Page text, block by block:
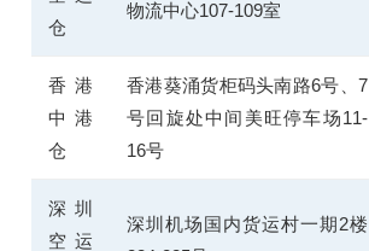
仓
物流中心107-109室
香港
中港
仓
香港葵涌货柜码头南路6号、7
号回旋处中间美旺停车场11-
16号
深圳
空运
深圳机场国内货运村一期2楼